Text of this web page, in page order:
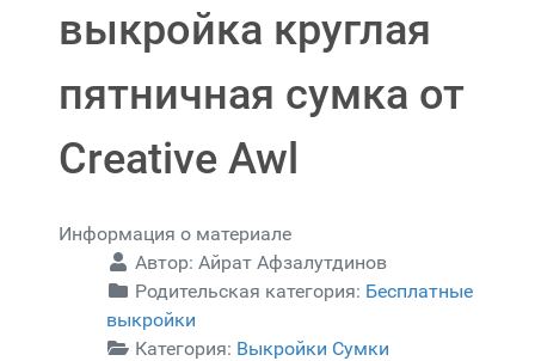
выкройка круглая
пятничная сумка от
Creative Awl
Информация о материале
Автор: Айрат Афзалутдинов
Родительская категория: Бесплатные
выкройки
Категория: Выкройки Сумки